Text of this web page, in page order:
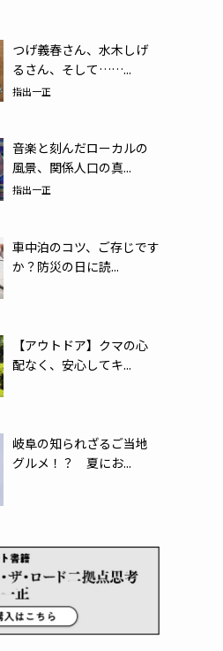
つげ義春さん、水木しげ
るさん、そして……...
指出一正
音楽と刻んだローカルの
風景、関係人口の真...
指出一正
車中泊のコツ、ご存じです
か？防災の日に読...
【アウトドア】クマの心
配なく、安心してキ...
岐阜の知られざるご当地
グルメ！？ 夏にお...